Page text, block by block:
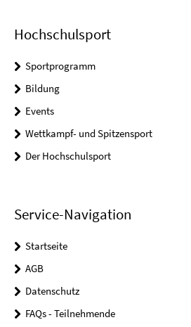
Hochschulsport
Sportprogramm
Bildung
Events
Wettkampf- und Spitzensport
Der Hochschulsport
Service-Navigation
Startseite
AGB
Datenschutz
FAQs - Teilnehmende